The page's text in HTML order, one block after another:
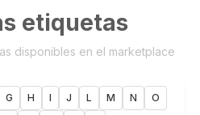
etiquetas
disponibles en el marketplace
G H I J L M N
O